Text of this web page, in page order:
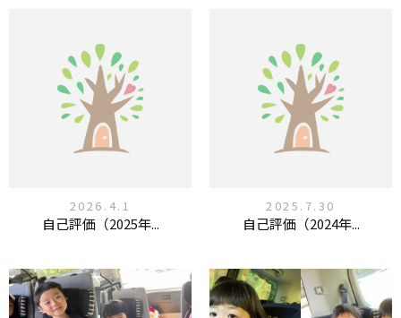
2026.4.1
自己評価（2025年...
2025.7.30
自己評価（2024年...